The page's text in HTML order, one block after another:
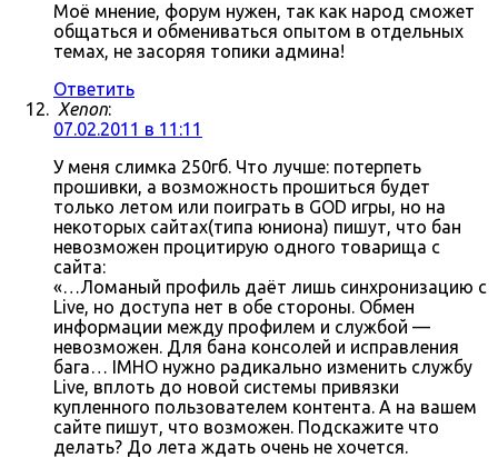
Моё мнение, форум нужен, так как народ сможет
общаться и обмениваться опытом в отдельных
темах, не засоряя топики админа!
Ответить
Xenon:
07.02.2011 в 11:11
У меня слимка 250гб. Что лучше: потерпеть
прошивки, а возможность прошиться будет
только летом или поиграть в GOD игры, но на
некоторых сайтах(типа юниона) пишут, что бан
невозможен процитирую одного товарища с
сайта:
«…Ломаный профиль даёт лишь синхронизацию с
Live, но доступа нет в обе стороны. Обмен
информации между профилем и службой —
невозможен. Для бана консолей и исправления
бага… IMHO нужно радикально изменить службу
Live, вплоть до новой системы привязки
купленного пользователем контента. А на вашем
сайте пишут, что возможен. Подскажите что
делать? До лета ждать очень не хочется.